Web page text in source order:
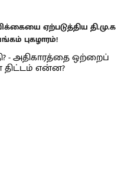
ஏற்படுத்திய தி.மு.க
புகழாரம்!